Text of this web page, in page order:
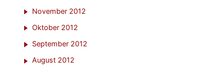
November 2012
Oktober 2012
September 2012
August 2012